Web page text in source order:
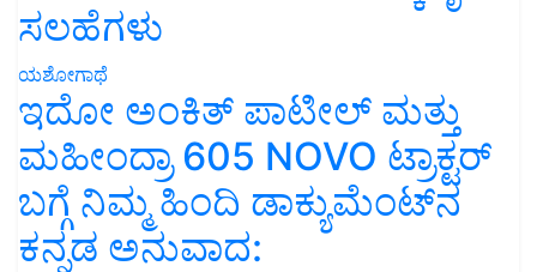
ಸಲಹೆಗಳು
ಯಶೋಗಾಥೆ
ಇದೋ ಅಂಕಿತ್ ಪಾಟೀಲ್ ಮತ್ತು
ಮಹೀಂದ್ರಾ 605 NOVO ಟ್ರಾಕ್ಟರ್
ಬಗ್ಗೆ ನಿಮ್ಮ ಹಿಂದಿ ಡಾಕ್ಯುಮೆಂಟ್‌ನ
ಕನ್ನಡ ಅನುವಾದ: